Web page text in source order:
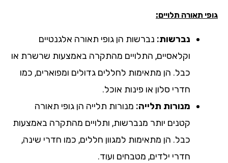
תאורה תלויים:
נברשות:נברשות הן גופי תאורה אלגנטיים
וקלאסיים, התלויים מהתקרה באמצעות שרשרת או
כבל. הן מתאימות לחללים גדולים ומפוארים, כמו
חדרי סלון או פינות אוכל.
מנורות תלייה:מנורות תלייה הן גופי תאורה
קטנים יותר מנברשות, ותלויים מהתקרה באמצעות
כבל. הן מתאימות למגוון חללים, כמו חדרי שינה,
חדרי ילדים, מטבחים ועוד.